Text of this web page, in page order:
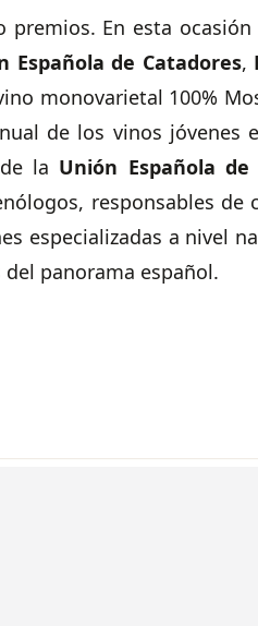
premios. En esta
Española de Catadores,
monovarietal 100%
de los vinos jóvenes
la Unión Española de
responsables
especializadas a nivel
del panorama español.